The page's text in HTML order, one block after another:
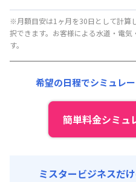
その他費用 :
管理費: 37,500円/月 (1,250
初期費用
月額賃料目安(30日利用)
賃料 : 75,000円/月 (2,500円/日)
光熱費他 :
その他費用 :
37,500円/月 (1,250
契約事務手数料 : 5,000円/回 (税抜)
※月額目安は1ヶ月を30日として計算
択できます。お客様による水道・電
す。
希望の日程でシミュレ
簡単料金シミュ
ミスタービジネスだ